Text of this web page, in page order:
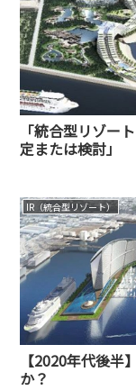
「統合型リゾー
定または検討」
IR（統合型リゾート）
【2020年代後半
か？